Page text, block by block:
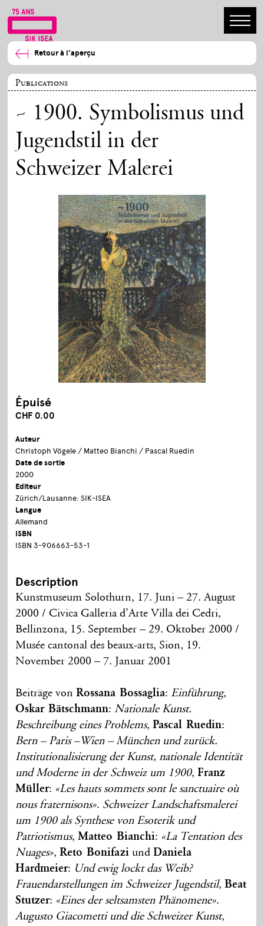
Retour à l’aperçu
Publications
~ 1900. Symbolismus und
Jugendstil in der
Schweizer Malerei
Épuisé
CHF 0.00
Auteur
Christoph Vögele / Matteo Bianchi / Pascal Ruedin
Date de sortie
2000
Editeur
Zürich/Lausanne: SIK-ISEA
Langue
Allemand
ISBN
ISBN 3-906663-53-1
Description
Kunstmuseum Solothurn, 17. Juni – 27. August
2000 / Civica Galleria d’Arte Villa dei Cedri,
Bellinzona, 15. September – 29. Oktober 2000 /
Musée cantonal des beaux-arts, Sion, 19.
November 2000 – 7. Januar 2001
Beiträge vonRossana Bossaglia:Einführung,
Oskar Bätschmann: Nationale Kunst.
Beschreibung eines Problems,Pascal Ruedin:
Bern – Paris –Wien – München und zurück.
Institutionalisierung der Kunst, nationale Identität
und Moderne in der Schweiz um 1900,Franz
Müller: «Les hauts sommets sont le sanctuaire où
nous fraternisons». Schweizer Landschaftsmalerei
um 1900 als Synthese von Esoterik und
Patriotismus,Matteo Bianchi: «La Tentation des
Nuages»,Reto Bonifazi undDaniela
Hardmeier: Und ewig lockt das Weib?
Frauendarstellungen im Schweizer Jugendstil,Beat
Stutzer: «Eines der seltsamsten Phänomene».
Augusto Giacometti und die Schweizer Kunst,